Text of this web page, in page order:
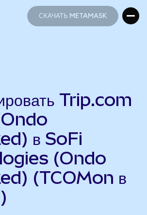
СКАЧАТЬ METAMASK
Trip.com
в SoFi
(Ondo
(TCOMon в